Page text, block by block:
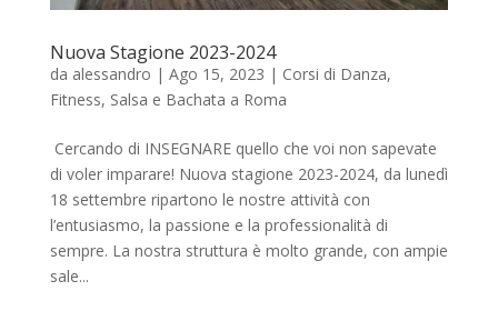
Nuova Stagione 2023-2024
da alessandro | Ago 15, 2023 | Corsi di Danza,
Fitness, Salsa e Bachata a Roma
Cercando di INSEGNARE quello che voi non sapevate
di voler imparare! Nuova stagione 2023-2024, da lunedì
18 settembre ripartono le nostre attività con
l’entusiasmo, la passione e la professionalità di
sempre. La nostra struttura è molto grande, con ampie
sale...